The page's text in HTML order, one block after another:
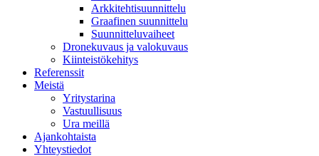
Arkkitehtisuunnittelu
Graafinen suunnittelu
Suunnitteluvaiheet
Dronekuvaus ja valokuvaus
Kiinteistökehitys
Referenssit
Meistä
Yritystarina
Vastuullisuus
Ura meillä
Ajankohtaista
Yhteystiedot